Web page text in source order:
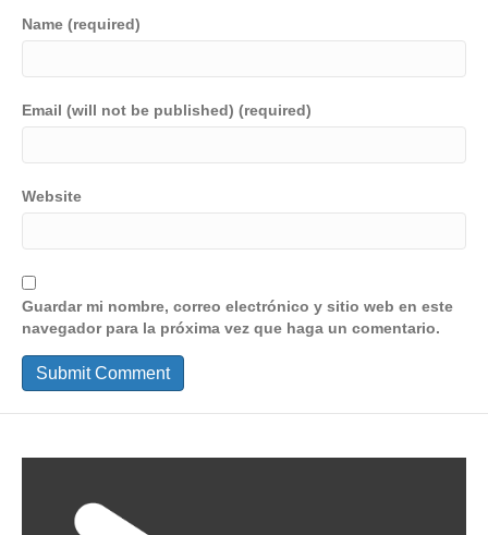
Name (required)
Email (will not be published) (required)
Website
Guardar mi nombre, correo electrónico y sitio web en este
navegador para la próxima vez que haga un comentario.